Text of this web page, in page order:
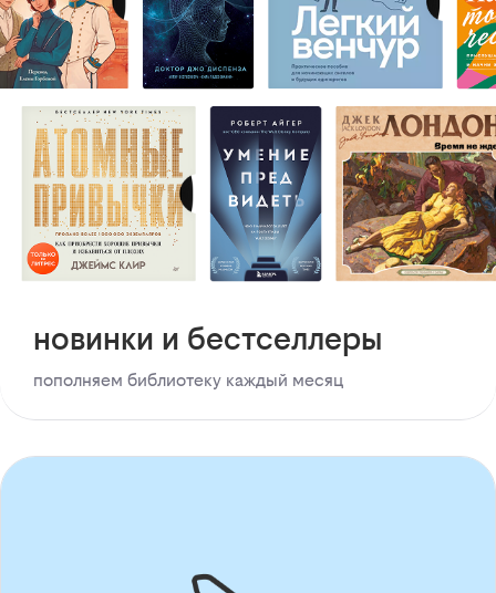
новинки и бестселлеры
пополняем библиотеку каждый месяц